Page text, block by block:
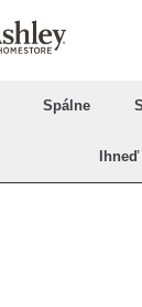
Spálne
Ihneď